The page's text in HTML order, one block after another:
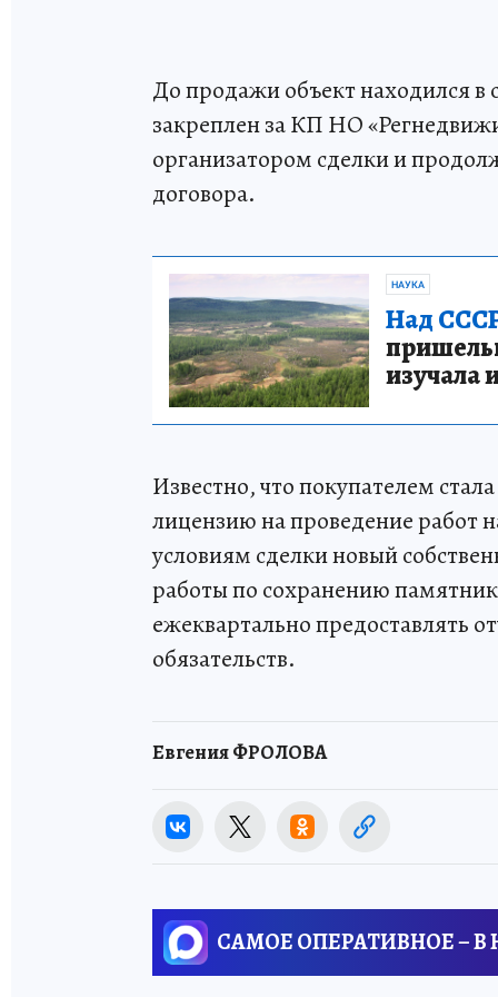
До продажи объект находился в
закреплен за КП НО
организатором сделки и
договора.
НАУКА
Над
изучала
Известно, что покупателем
лицензию на проведение работ
условиям сделки новый
работы по сохранению
ежеквартально предоставлять
обязательств.
Евгения ФРОЛОВА
САМОЕ ОПЕРАТИВНОЕ – В